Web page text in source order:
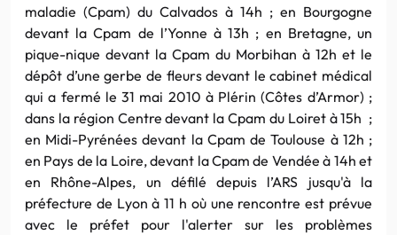
maladie (Cpam) du Calvados à 14h ; en Bourgogne
devant la Cpam de l’Yonne à 13h ; en Bretagne, un
pique-nique devant la Cpam du Morbihan à 12h et le
dépôt d’une gerbe de fleurs devant le cabinet médical
qui a fermé le 31 mai 2010 à Plérin (Côtes d’Armor) ;
dans la région Centre devant la Cpam du Loiret à 15h ;
en Midi-Pyrénées devant la Cpam de Toulouse à 12h ;
en Pays de la Loire, devant la Cpam de Vendée à 14h et
en Rhône-Alpes, un défilé depuis l’ARS jusqu'à la
préfecture de Lyon à 11 h où une rencontre est prévue
avec le préfet pour l'alerter sur les problèmes